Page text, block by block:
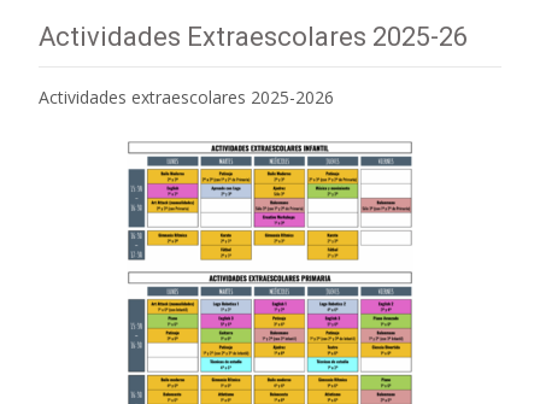
Actividades Extraescolares 2025-26
Actividades extraescolares 2025-2026